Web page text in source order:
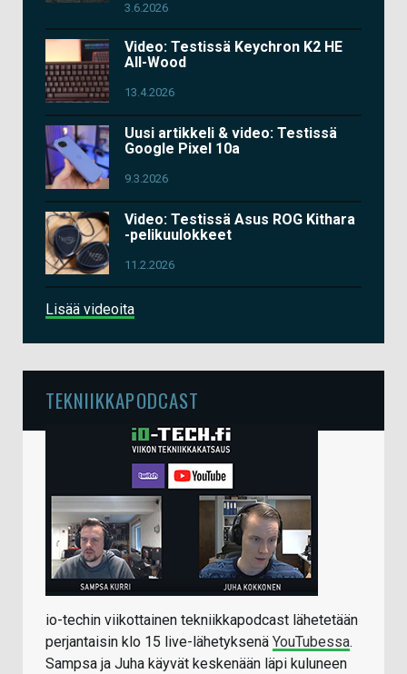
3.6.2026
Video: Testissä Keychron K2 HE
All-Wood
13.4.2026
Uusi artikkeli & video: Testissä
Google Pixel 10a
9.3.2026
Video: Testissä Asus ROG Kithara
-pelikuulokkeet
11.2.2026
Lisää videoita
TEKNIIKKAPODCAST
io-techin viikottainen tekniikkapodcast lähetetään
perjantaisin klo 15 live-lähetyksenä YouTubessa.
Sampsa ja Juha käyvät keskenään läpi kuluneen